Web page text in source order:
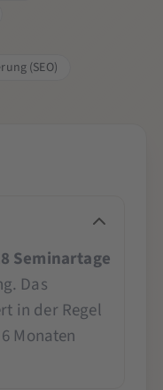
(SEO)
Seminartage
Das
in der Regel
Monaten